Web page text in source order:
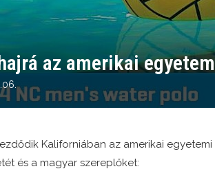
az amerikai
Kaliforniában az amerikai
és a magyar szereplőket: